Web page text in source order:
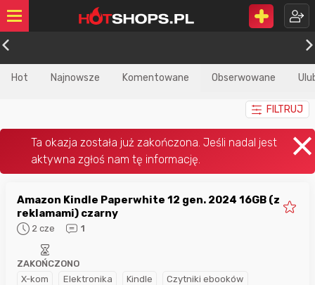
Hot Najnowsze Komentowane Obserwowane
FILTRUJ
Amazon Kindle Paperwhite 12 gen. 2024 16GB (z
reklamami) czarny
2 cze 1
X-kom Elektronika Kindle Czytniki ebooków
ZAKOŃCZONO